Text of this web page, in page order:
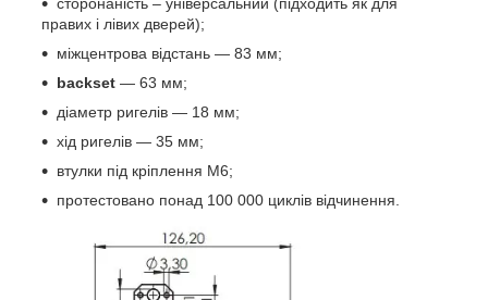
правих і лівих дверей);
міжцентрова відстань — 83 мм;
backset — 63 мм;
діаметр ригелів — 18 мм;
хід ригелів — 35 мм;
втулки під кріплення M6;
протестовано понад 100 000 циклів відчинення.